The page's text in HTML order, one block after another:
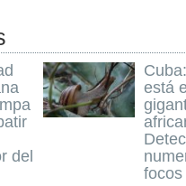
del
está
focos